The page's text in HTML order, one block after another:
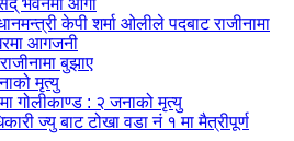
भवनमा आगो
केपी शर्मा ओलीले पदबाट ‍राजीनामा
आगजनी
बुझाए
मृत्यु
गोलीकाण्ड : २ जनाको मृत्यु
ज्यु बाट टोखा वडा नं १ मा मैत्रीपूर्ण